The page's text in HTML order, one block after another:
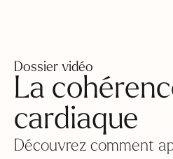
Dossier vidéo
La
cardiaque
Découvrez comment